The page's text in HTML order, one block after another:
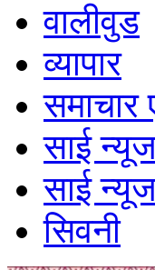
वालीवुड
व्यापार
साई न्यूज
साई न्यूज
सिवनी